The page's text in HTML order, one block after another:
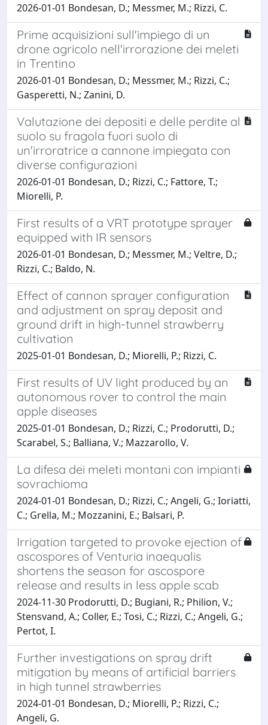
2026-01-01 Bondesan, D.; Messmer, M.; Rizzi, C.
Prime acquisizioni sull'impiego di un
drone agricolo nell'irrorazione dei meleti
in Trentino
2026-01-01 Bondesan, D.; Messmer, M.; Rizzi, C.;
Gasperetti, N.; Zanini, D.
Valutazione dei depositi e delle perdite al
suolo su fragola fuori suolo di
un'irroratrice a cannone impiegata con
diverse configurazioni
2026-01-01 Bondesan, D.; Rizzi, C.; Fattore, T.;
Miorelli, P.
First results of a VRT prototype sprayer
equipped with IR sensors
2026-01-01 Bondesan, D.; Messmer, M.; Veltre, D.;
Rizzi, C.; Baldo, N.
Effect of cannon sprayer configuration
and adjustment on spray deposit and
ground drift in high-tunnel strawberry
cultivation
2025-01-01 Bondesan, D.; Miorelli, P.; Rizzi, C.
First results of UV light produced by an
autonomous rover to control the main
apple diseases
2025-01-01 Bondesan, D.; Rizzi, C.; Prodorutti, D.;
Scarabel, S.; Balliana, V.; Mazzarollo, V.
La difesa dei meleti montani con impianti
sovrachioma
2024-01-01 Bondesan, D.; Rizzi, C.; Angeli, G.; Ioriatti,
C.; Grella, M.; Mozzanini, E.; Balsari, P.
Irrigation targeted to provoke ejection of
ascospores of Venturia inaequalis
shortens the season for ascospore
release and results in less apple scab
2024-11-30 Prodorutti, D.; Bugiani, R.; Philion, V.;
Stensvand, A.; Coller, E.; Tosi, C.; Rizzi, C.; Angeli, G.;
Pertot, I.
Further investigations on spray drift
mitigation by means of artificial barriers
in high tunnel strawberries
2024-01-01 Bondesan, D.; Miorelli, P.; Rizzi, C.;
Angeli, G.